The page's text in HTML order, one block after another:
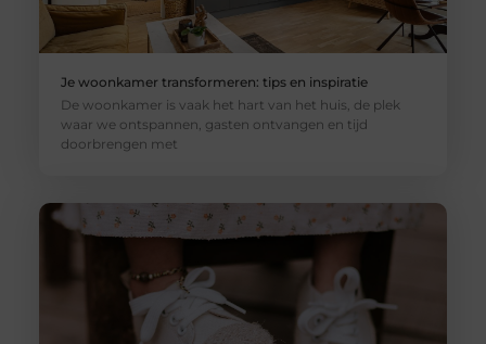
Je woonkamer transformeren: tips en inspiratie
De woonkamer is vaak het hart van het huis, de plek
waar we ontspannen, gasten ontvangen en tijd
doorbrengen met